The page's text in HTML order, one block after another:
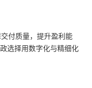
付质量，提升盈利能
选择用数字化与精细化